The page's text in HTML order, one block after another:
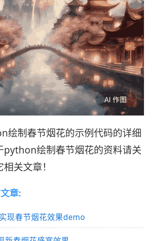
绘制春节烟花的示例代码的详细
python绘制春节烟花的资料请关
关文章！
章:
现春节烟花效果demo